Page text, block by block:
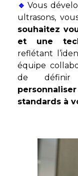
🔹 Vous
ultrasons,
souhaitez
et une
reflétant
équipe
de définir
personnaliser
standards à